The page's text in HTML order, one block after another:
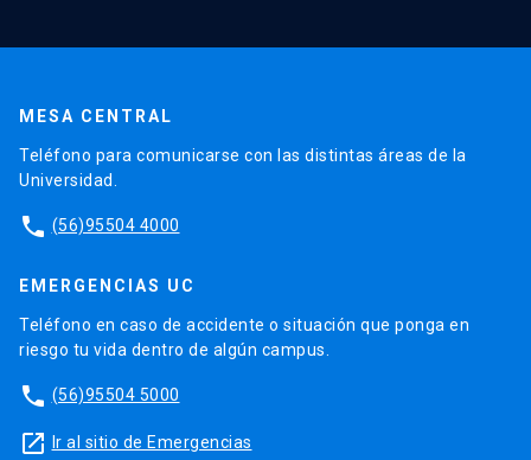
MESA CENTRAL
Teléfono para comunicarse con las distintas áreas de la
Universidad.
phone (56)95504 4000
EMERGENCIAS UC
Teléfono en caso de accidente o situación que ponga en
riesgo tu vida dentro de algún campus.
phone (56)95504 5000
launch Ir al sitio de Emergencias